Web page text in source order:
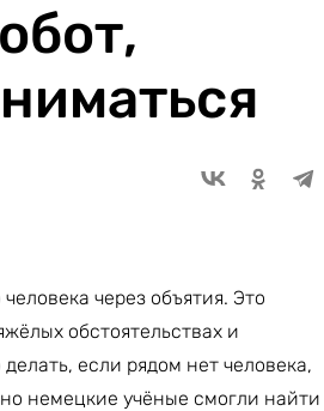
через объятия. Это
обстоятельствах и
если рядом нет человека,
немецкие учёные смогли найти